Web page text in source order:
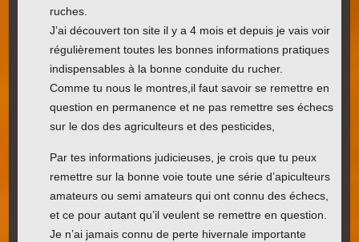
ruches.
J’ai découvert ton site il y a 4 mois et depuis je vais voir
régulièrement toutes les bonnes informations pratiques
indispensables à la bonne conduite du rucher.
Comme tu nous le montres,il faut savoir se remettre en
question en permanence et ne pas remettre ses échecs
sur le dos des agriculteurs et des pesticides,
Par tes informations judicieuses, je crois que tu peux
remettre sur la bonne voie toute une série d’apiculteurs
amateurs ou semi amateurs qui ont connu des échecs,
et ce pour autant qu’il veulent se remettre en question.
Je n’ai jamais connu de perte hivernale importante